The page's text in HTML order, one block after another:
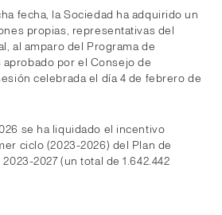
fecha, la Sociedad ha adquirido un
propias, representativas del
al amparo del Programa de
por el Consejo de
celebrada el día 4 de febrero de
se ha liquidado el incentivo
ciclo (2023-2026) del Plan de
2027 (un total de 1.642.442